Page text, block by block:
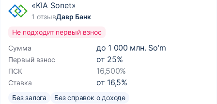
«KIA Sonet»
1 отзывДавр Банк
Сумма до 1 000 млн. Soʻm
Первый взнос от 25%
ПСК 16,500%
Ставка от 16,5%
Не подходит первый взнос
Без залога Без справок о доходе